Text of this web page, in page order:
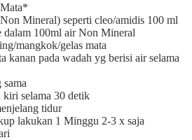
Mineral) seperti cleo/amidis 100 ml
dalam 100ml air Non Mineral
mangkok/gelas mata
kanan pada wadah yg berisi air selama
kiri selama 30 detik
tidur
lakukan 1 Minggu 2-3 x saja